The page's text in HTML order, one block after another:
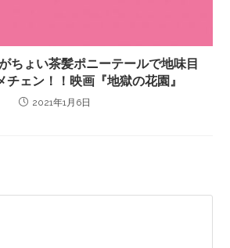
ちょい茶髪ポニーテールで地味目
チェン！！映画『地獄の花園』
2021年1月6日